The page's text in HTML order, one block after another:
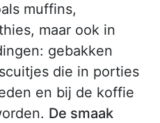
muffins,
maar ook in
gebakken
die in porties
en bij de koffie
De smaak